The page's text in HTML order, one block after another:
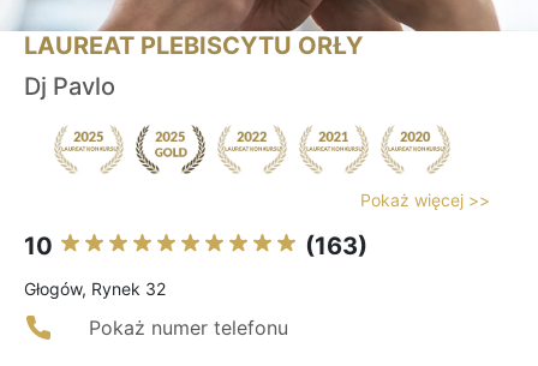
LAUREAT PLEBISCYTU ORŁY
Dj Pavlo
Pokaż więcej >>
10 (163)
Głogów, Rynek 32
Pokaż numer telefonu